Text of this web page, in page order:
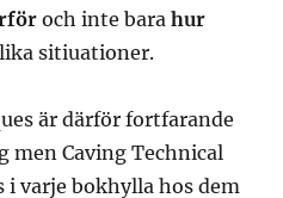
och inte barahur
sitiuationer.
är därför fortfarande
Caving Technical
i varje bokhylla hos dem